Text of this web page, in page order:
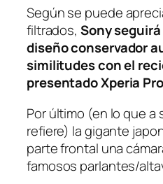
Según se puede
filtrados, Sony
diseño conservador
similitudes con el
presentado Xperia
Por último (en lo que a
refiere) la gigante
parte frontal una
famosos parlantes/